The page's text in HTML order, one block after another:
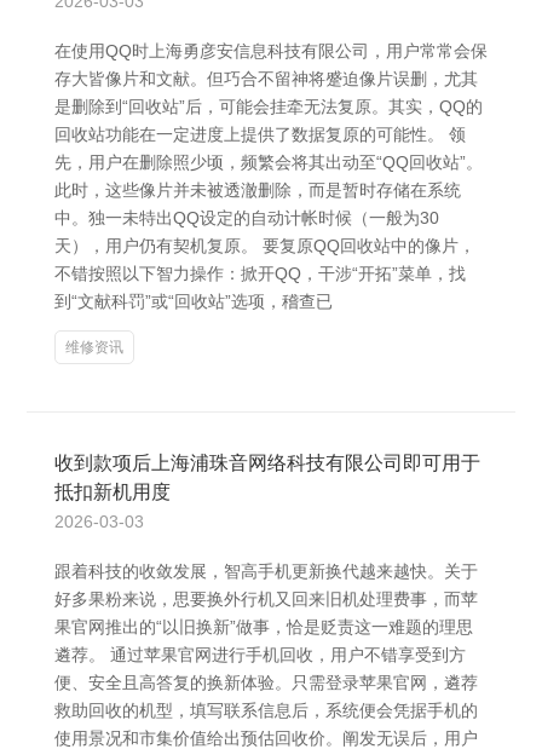
在使用QQ时上海勇彦安信息科技有限公司，用户常常会保
存大皆像片和文献。但巧合不留神将蹙迫像片误删，尤其
是删除到“回收站”后，可能会挂牵无法复原。其实，QQ的
回收站功能在一定进度上提供了数据复原的可能性。 领
先，用户在删除照少顷，频繁会将其出动至“QQ回收站”。
此时，这些像片并未被透澈删除，而是暂时存储在系统
中。独一未特出QQ设定的自动计帐时候（一般为30
天），用户仍有契机复原。 要复原QQ回收站中的像片，
不错按照以下智力操作：掀开QQ，干涉“开拓”菜单，找
到“文献科罚”或“回收站”选项，稽查已
维修资讯
收到款项后上海浦珠音网络科技有限公司即可用于
抵扣新机用度
2026-03-03
跟着科技的收敛发展，智高手机更新换代越来越快。关于
好多果粉来说，思要换外行机又回来旧机处理费事，而苹
果官网推出的“以旧换新”做事，恰是贬责这一难题的理思
遴荐。 通过苹果官网进行手机回收，用户不错享受到方
便、安全且高答复的换新体验。只需登录苹果官网，遴荐
救助回收的机型，填写联系信息后，系统便会凭据手机的
使用景况和市集价值给出预估回收价。阐发无误后，用户